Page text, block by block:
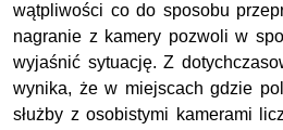
wątpliwości co do sposobu
nagranie z kamery pozwoli w
wyjaśnić sytuację. Z
wynika, że w miejscach gdzie
służby z osobistymi kamerami